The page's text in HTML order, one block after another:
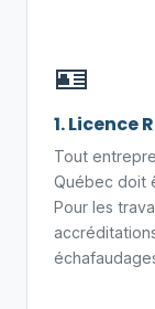
🪪
1. Licence
Tout
Québec doit
Pour les